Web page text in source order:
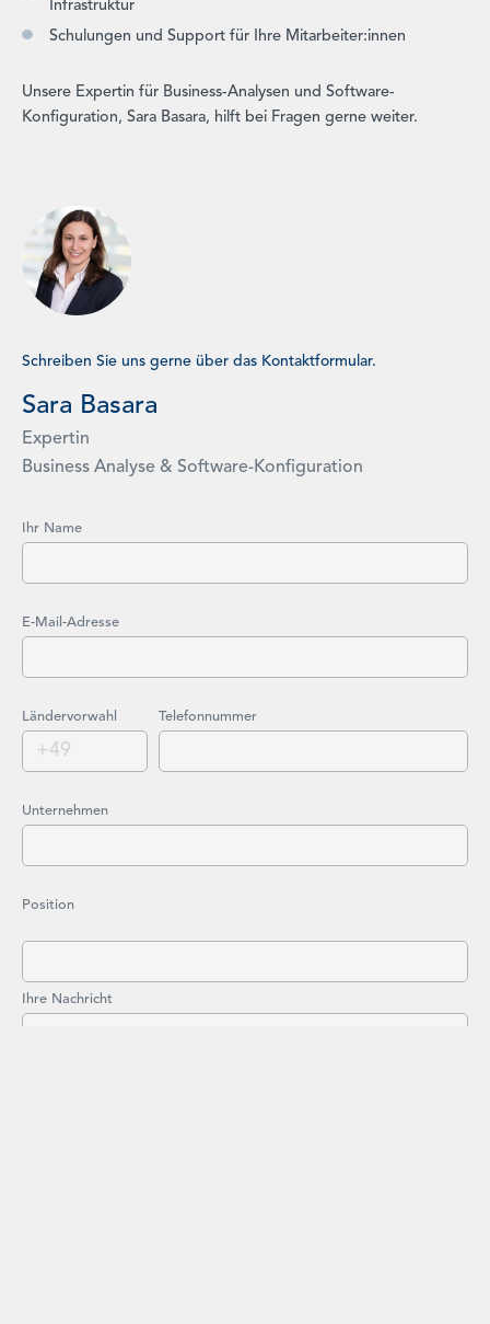
Infrastruktur
Schulungen und Support für Ihre Mitarbeiter:innen
Unsere Expertin für Business-Analysen und Software-
Konfiguration, Sara Basara, hilft bei Fragen gerne weiter.
Schreiben Sie uns gerne über das Kontaktformular.
Sara Basara
Expertin
Business Analyse & Software-Konfiguration
Ihr Name
E-Mail-Adresse
Ländervorwahl Telefonnummer
Unternehmen
Position
Ihre Nachricht